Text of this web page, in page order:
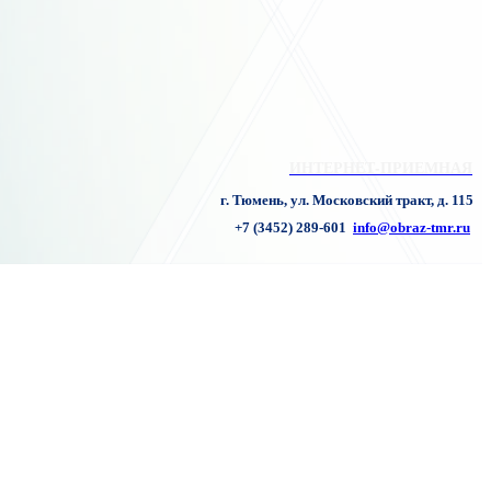
г. Тюмень, ул. Московский тракт, д. 115
+7 (3452) 289-601 info@obraz-tmr.ru